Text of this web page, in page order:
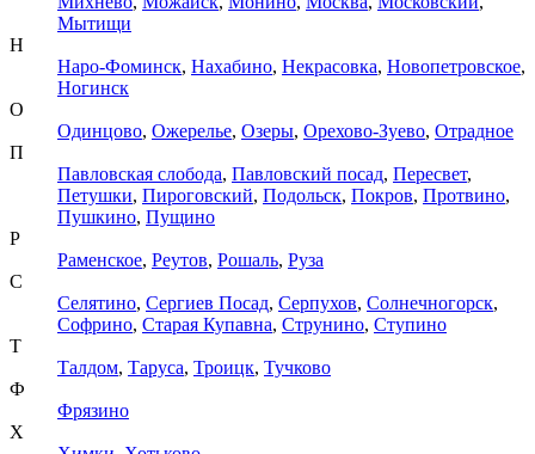
Мытищи
Н
Наро-Фоминск, Нахабино, Некрасовка, Новопетровское,
Ногинск
О
Одинцово, Ожерелье, Озеры, Орехово-Зуево, Отрадное
П
Павловская слобода, Павловский посад, Пересвет,
Петушки, Пироговский, Подольск, Покров, Протвино,
Пушкино, Пущино
Р
Раменское, Реутов, Рошаль, Руза
С
Селятино, Сергиев Посад, Серпухов, Солнечногорск,
Софрино, Старая Купавна, Струнино, Ступино
Т
Талдом, Таруса, Троицк, Тучково
Ф
Фрязино
Х